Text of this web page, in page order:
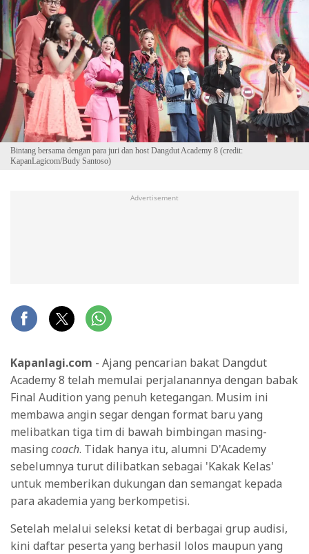
Bintang bersama dengan para juri dan host Dangdut Academy 8 (credit:
KapanLagicom/Budy Santoso)
Advertisement
Kapanlagi.com - Ajang pencarian bakat Dangdut
Academy 8 telah memulai perjalanannya dengan babak
Final Audition yang penuh ketegangan. Musim ini
membawa angin segar dengan format baru yang
melibatkan tiga tim di bawah bimbingan masing-
masing coach. Tidak hanya itu, alumni D'Academy
sebelumnya turut dilibatkan sebagai 'Kakak Kelas'
untuk memberikan dukungan dan semangat kepada
para akademia yang berkompetisi.
Setelah melalui seleksi ketat di berbagai grup audisi,
kini daftar peserta yang berhasil lolos maupun yang